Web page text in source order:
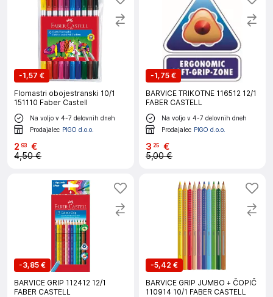
-1,57 €
Flomastri obojestranski 10/1
151110 Faber Castell
Na voljo v 4-7 delovnih dneh
Prodajalec PIGO d.o.o.
2 93 €
4,50 €
-1,75 €
BARVICE TRIKOTNE 116512 12/1
FABER CASTELL
Na voljo v 4-7 delovnih dneh
Prodajalec PIGO d.o.o.
3 25 €
5,00 €
-3,85 €
BARVICE GRIP 112412 12/1
FABER CASTELL
-5,42 €
BARVICE GRIP JUMBO + ČOPIČ
110914 10/1 FABER CASTELL